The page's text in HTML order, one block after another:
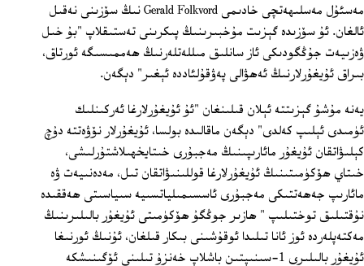
مەسئۇل مەسلىھەتچى خادىمى Gerald Folkvord نىڭ سۆزىنى نەقىل
ئالغان. ئۇ سۆزىدە گېزىت مۇخبىرىنىڭ پىكرىنى تەستىقلاپ "بۇ خىل
ۋەزىيەت جۇڭگودىكى ئاز سانلىق مىللەتلەرنىڭ ھەممىسىگە ئورتاق،
بىراق ئۇيغۇرلارنىڭ ئەھۋالى پەۋقۇلئاددە ئېغىر" دېگەن.
يەنە مۇشۇ گېزىتتە ئېلان قىلىنغان "ئۇ ئۇيغۇرلارغا ئەركىنلىك
ئۈمىدى ئېلىپ كەلدى" دېگەن ماقالىدە بولسا، ئۇيغۇرلار نۆۋەتتە دۇچ
كېلىۋاتقان ئۇيغۇر مائارىپىنىڭ مەجبۇرى خىتايخھىلاشتۇرلىشى،
خىتاي ھۆكۈمىتىنىڭ ئۇيغۇرلارغا قوللىنىۋاتقان تىل، مەدەنىيەت ۋە
مائارىپ جەھەتتىكى مەجبۇرى ئاسسىمىلياتسىيە سىياسىتى ھەققىدە
نۇقتىلىق توختىلىپ " ھازىر جوڭگۇ ھۆكۈمىتى ئۇيغۇر بالىلىرىنىڭ
مەكتەپلەردە ئوز ئانا تىلىدا ئوقۇشىنى بىكار قىلغان، ئۇنىڭ ئورنىغا
ئۇيغۇر بالىلىرى 1-سىنىپتىن باشلاپ خەنزۇ تىلىنى ئۆگىنىشكە